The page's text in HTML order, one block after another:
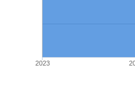
2023